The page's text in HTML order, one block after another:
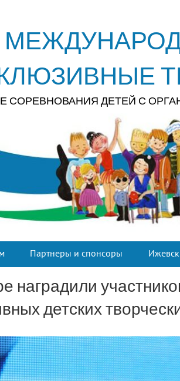
Партнеры и спонсоры
СОРЕВНОВАНИЯ ДЕТЕЙ С
наградили
детских